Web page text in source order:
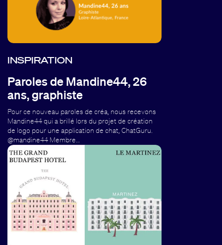
INSPIRATION
Paroles de Mandine44, 26
ans, graphiste
Pour ce nouveau paroles de créa, nous recevons
Mandine44 qui a brillé lors du projet de création
de logo pour une application de chat, ChatGuru.
@mandine44 Membre…